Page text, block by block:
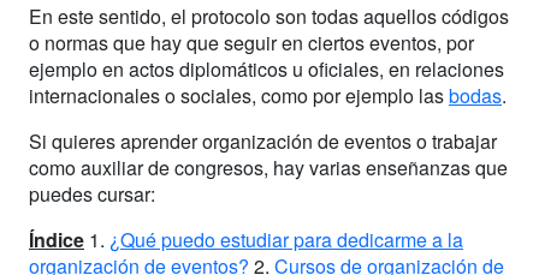
En este sentido, el protocolo son todas aquellos códigos
o normas que hay que seguir en ciertos eventos, por
ejemplo en actos diplomáticos u oficiales, en relaciones
internacionales o sociales, como por ejemplo lasbodas.
Si quieres aprender organización de eventos o trabajar
como auxiliar de congresos, hay varias enseñanzas que
puedes cursar:
Índice 1. ¿Qué puedo estudiar para dedicarme a la
organización de eventos? 2. Cursos de organización de